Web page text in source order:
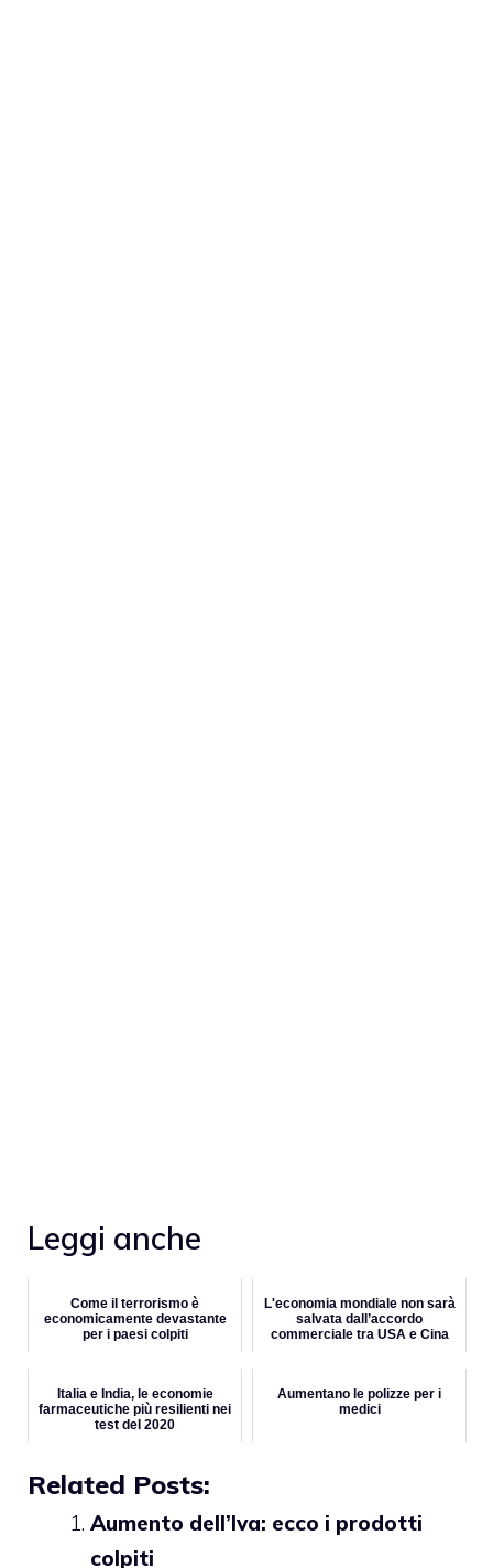
Leggi anche
Come il terrorismo è
economicamente devastante
per i paesi colpiti
L'economia mondiale non sarà
salvata dall’accordo
commerciale tra USA e Cina
Italia e India, le economie
farmaceutiche più resilienti nei
test del 2020
Aumentano le polizze per i
medici
Related Posts:
Aumento dell’Iva: ecco i prodotti
colpiti